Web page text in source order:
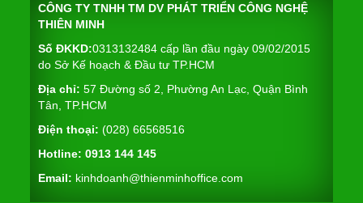
CÔNG TY TNHH TM DV PHÁT TRIỂN CÔNG NGHỆ
THIÊN MINH
Số ĐKKD:0313132484 cấp lần đầu ngày 09/02/2015
do Sở Kế hoạch & Đầu tư TP.HCM
Địa chỉ: 57 Đường số 2, Phường An Lạc, Quận Bình
Tân, TP.HCM
Điện thoại: (028) 66568516
Hotline: 0913 144 145
Email: kinhdoanh@thienminhoffice.com